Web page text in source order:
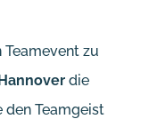
zu
die
den Teamgeist